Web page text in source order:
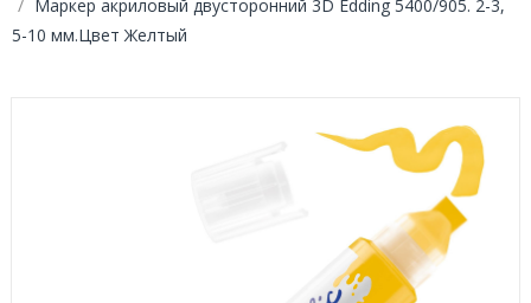
Маркер акриловый двусторонний 3D Edding 5400/905. 2-3,
5-10 мм.Цвет Желтый